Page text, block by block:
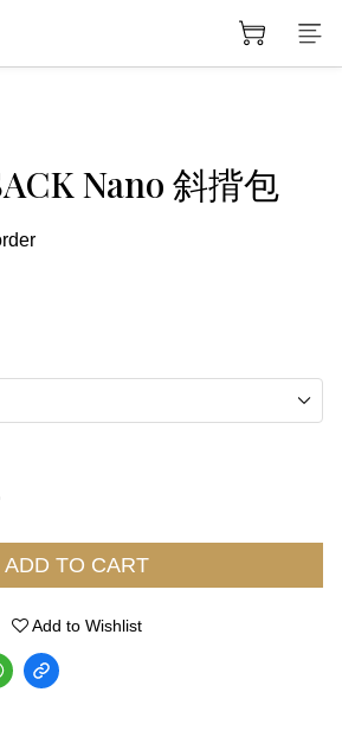
Nano 斜揹包
ADD TO CART
Add to Wishlist